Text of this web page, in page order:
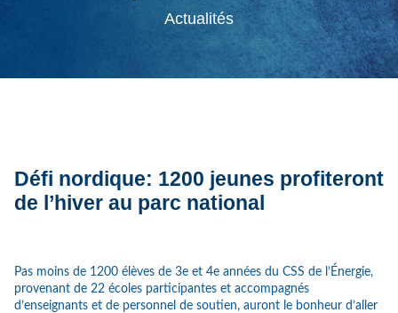
Actualités
Défi nordique: 1200 jeunes profiteront
de l’hiver au parc national
Pas moins de 1200 élèves de 3e et 4e années du CSS de l’Énergie,
provenant de 22 écoles participantes et accompagnés
d’enseignants et de personnel de soutien, auront le bonheur d’aller